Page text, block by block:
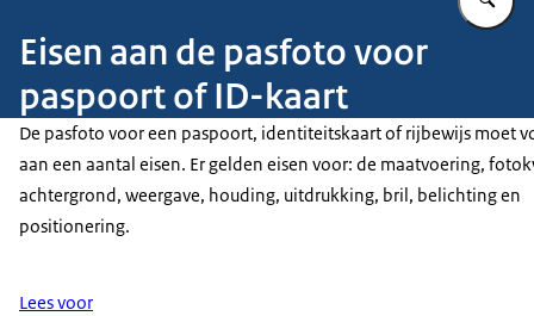
Eisen aan de pasfoto voor
paspoort of ID-kaart
De pasfoto voor een paspoort, identiteitskaart of rijbewijs moet
aan een aantal eisen. Er gelden eisen voor: de maatvoering,
achtergrond, weergave, houding, uitdrukking, bril, belichting en
positionering.
Lees voor